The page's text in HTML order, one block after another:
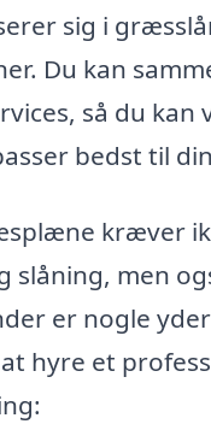
sig i
Du kan
så du kan
bedst til
kræver
slåning, men
er nogle
hyre et